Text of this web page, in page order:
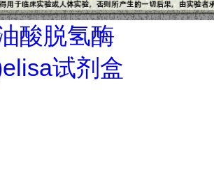
酸脱氢酶
试剂盒